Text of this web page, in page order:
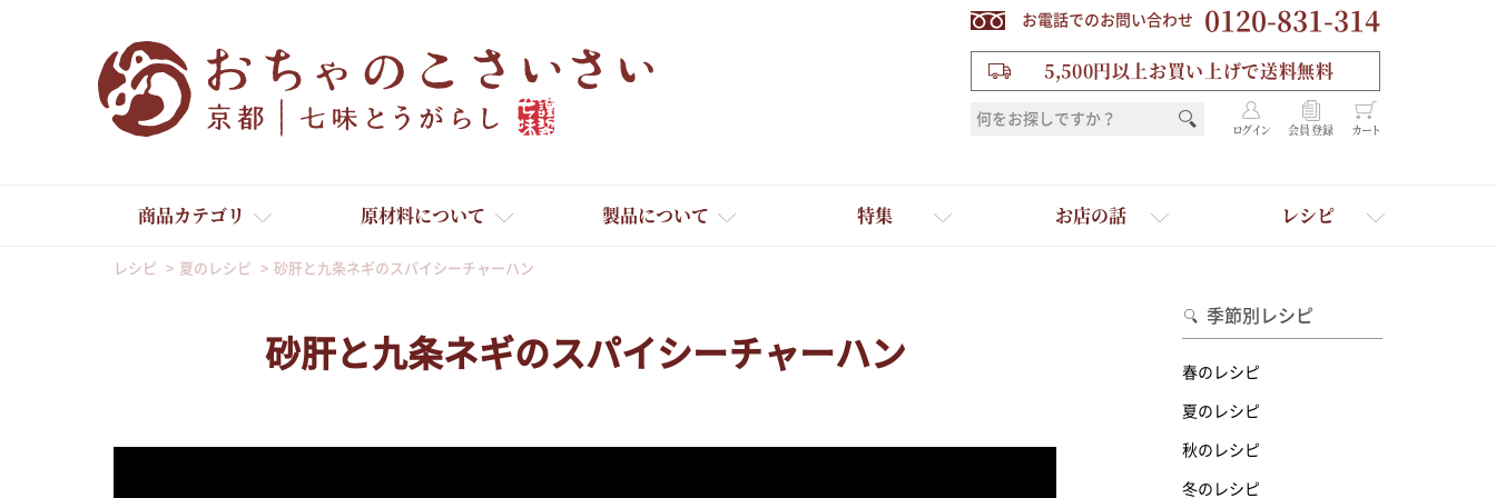
お電話でのお問い合わせ 0120-831-314
5,500円以上お買い上げで送料無料
ログイン 会員登録 カート
商品カテゴリ
京の一味とうがらし
たれ・ドレッシング
原材料について 製品について 特集 お店の話 レシピ
レシピ 夏のレシピ 砂肝と九条ネギのスパイシーチャーハン
砂肝と九条ネギのスパイシーチャーハン
季節別レシピ
春のレシピ
夏のレシピ
秋のレシピ
冬のレシピ